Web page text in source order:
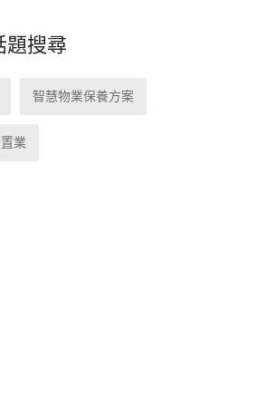
題搜尋
智慧物業保養方案
業